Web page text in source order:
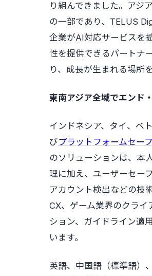
り組んできました。アジ
の一部であり、TELUS
企業がAI対応サービスを
性を提供できるパートナ
り、成長が生まれる場所
東南アジア全域でエンド
インドネシア、タイ、ベ
びプラットフォームセー
のソリューションは、本
理に加え、ユーザーセー
アカウント検出などの技
CX、ゲーム業界のクライ
ション、ガイドライン適
います。
英語、中国語（標準語）